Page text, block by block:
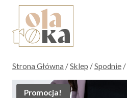
Przejdź
treści
Strona Główna /Sklep /Spodnie /
Promocja!